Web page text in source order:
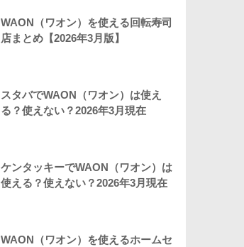
WAON（ワオン）を使える回転寿司
店まとめ【2026年3月版】
スタバでWAON（ワオン）は使え
る？使えない？2026年3月現在
ケンタッキーでWAON（ワオン）は
使える？使えない？2026年3月現在
WAON（ワオン）を使えるホームセ